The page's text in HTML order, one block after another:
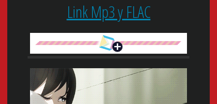
Link Mp3 y FLAC